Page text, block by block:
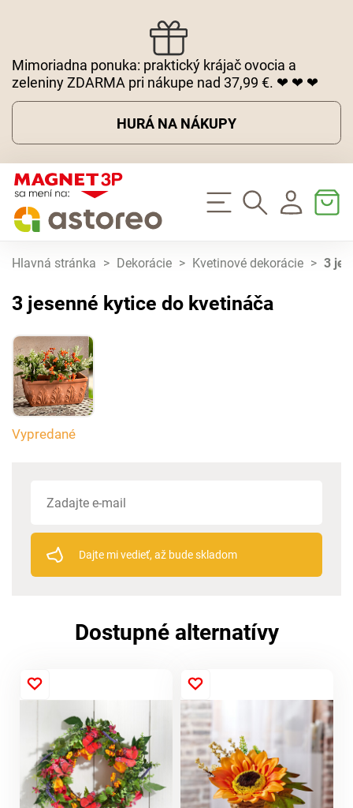
Mimoriadna ponuka: praktický krájač ovocia a
zeleniny ZDARMA pri nákupe nad 37,99 €. ❤ ❤ ❤
HURÁ NA NÁKUPY
Hlavná stránka > Dekorácie > Kvetinové dekorácie > 3
3 jesenné kytice do kvetináča
Vypredané
Dajte mi vedieť, až bude skladom
Dostupné alternatívy